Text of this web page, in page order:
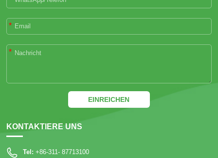
KONTAKTIERE UNS
Tel: +86-311- 87713100
*
*
EINREICHEN